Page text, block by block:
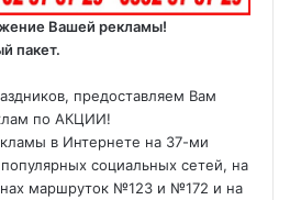
Вашей рекламы!
пакет.
предоставляем Вам
по АКЦИИ!
в Интернете на 37-ми
популярных социальных сетей, на
маршруток №123 и №172 и на